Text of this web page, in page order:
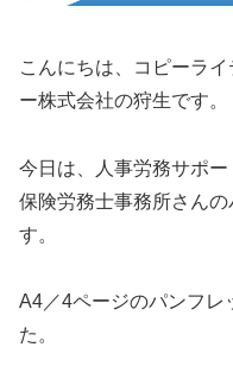
こんにちは、コピーラ
ー株式会社の狩生です。
今日は、人事労務サポ
保険労務士事務所さん
す。
A4／4ページのパンフレ
た。